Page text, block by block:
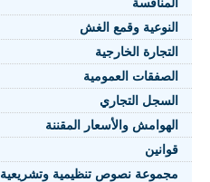
النوعية وقمع الغش
التجارة الخارجية
الصفقات العمومية
السجل التجاري
الهوامش والأسعار المقننة
قوانين
مجموعة نصوص تنظيمية وتشريعية